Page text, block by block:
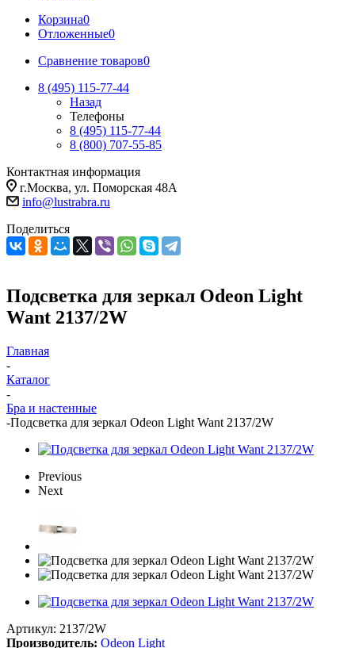
Корзина0
Отложенные0
Сравнение товаров0
8 (495) 115-77-44
Назад
Телефоны
8 (495) 115-77-44
8 (800) 707-55-85
Контактная информация
г.Москва, ул. Поморская 48А
info@lustrabra.ru
Поделиться
Подсветка для зеркал Odeon Light
Want 2137/2W
Главная
-
Каталог
-
Бра и настенные
-Подсветка для зеркал Odeon Light Want 2137/2W
Previous
Next
Артикул: 2137/2W
Производитель: Odeon Light